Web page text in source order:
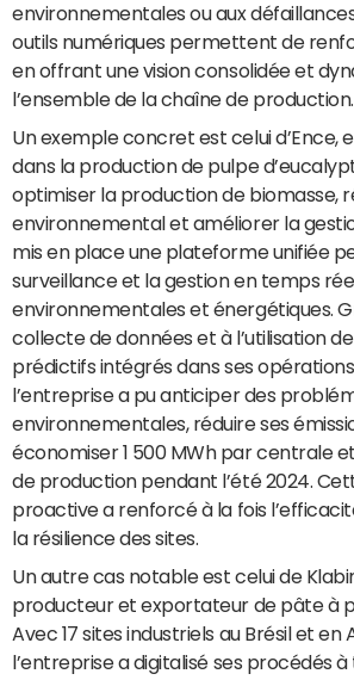
environnementales ou aux
outils numériques permettent de
en offrant une vision consolidée et
l’ensemble de la chaîne de production.
Un exemple concret est celui d’Ence,
dans la production de pulpe
optimiser la production de biomasse,
environnemental et améliorer la
mis en place une plateforme unifiée
surveillance et la gestion en temps
environnementales et énergétiques.
collecte de données et à l’utilisation
prédictifs intégrés dans ses
l’entreprise a pu anticiper des
environnementales, réduire ses
économiser 1 500 MWh par centrale
de production pendant l’été 2024.
proactive a renforcé à la fois
la résilience des sites.
Un autre cas notable est celui de
producteur et exportateur de pâte à
Avec 17 sites industriels au Brésil et en
l’entreprise a digitalisé ses procédés